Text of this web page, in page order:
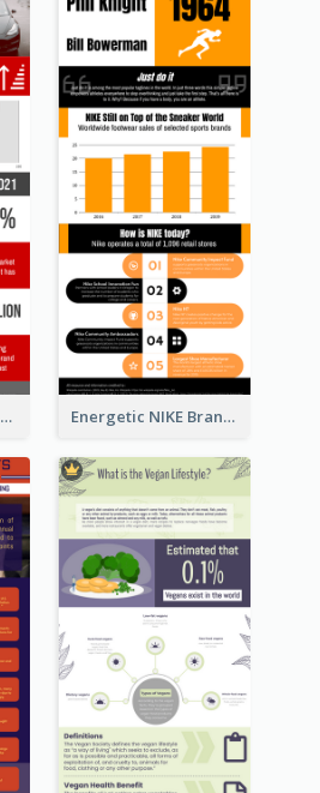
Awesome Tesla Branding Infographic Design Ideas Energetic NIKE Branding Stories Design Idea